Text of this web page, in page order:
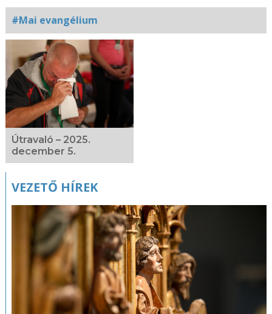
#Mai evangélium
Kapcsolódó
fotógaléria
Útravaló – 2025.
december 5.
VEZETŐ HÍREK